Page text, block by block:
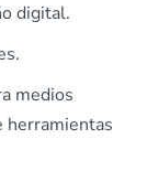
digital.
medios
herramientas